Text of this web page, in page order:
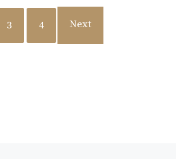
3 4 Next